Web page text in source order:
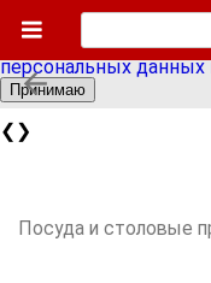
Мы используем
сайта и
вы соглашаетесь с
персональных данных
Принимаю
❮ ❯
Посуда и столовые